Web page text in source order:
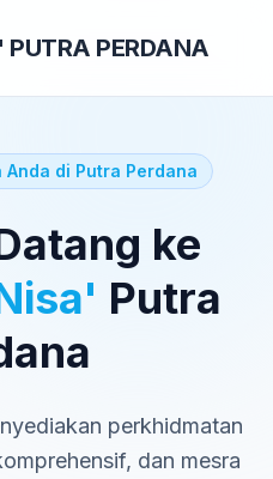
PUTRA PERDANA
di Putra Perdana
ke
Putra
perkhidmatan
dan mesra